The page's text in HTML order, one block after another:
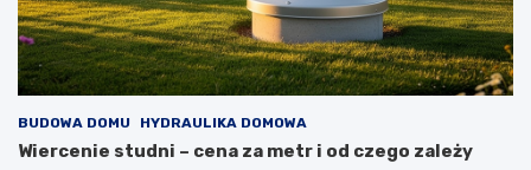
BUDOWA DOMU HYDRAULIKA DOMOWA
Wiercenie studni – cena za metr i od czego zależy